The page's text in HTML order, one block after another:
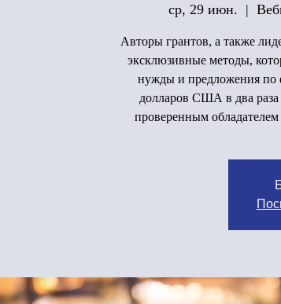
ср, 29 июн.
  |
Авторы грантов, а также
эксклюзивные методы,
нужды и предложения по
долларов США в два раза
проверенным